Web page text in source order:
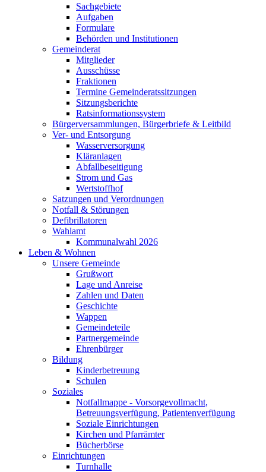
Sachgebiete
Aufgaben
Formulare
Behörden und Institutionen
Gemeinderat
Mitglieder
Ausschüsse
Fraktionen
Termine Gemeinderatssitzungen
Sitzungsberichte
Ratsinformationssystem
Bürgerversammlungen, Bürgerbriefe & Leitbild
Ver- und Entsorgung
Wasserversorgung
Kläranlagen
Abfallbeseitigung
Strom und Gas
Wertstoffhof
Satzungen und Verordnungen
Notfall & Störungen
Defibrillatoren
Wahlamt
Kommunalwahl 2026
Leben & Wohnen
Unsere Gemeinde
Grußwort
Lage und Anreise
Zahlen und Daten
Geschichte
Wappen
Gemeindeteile
Partnergemeinde
Ehrenbürger
Bildung
Kinderbetreuung
Schulen
Soziales
Notfallmappe - Vorsorgevollmacht,
Betreuungsverfügung, Patientenverfügung
Soziale Einrichtungen
Kirchen und Pfarrämter
Bücherbörse
Einrichtungen
Turnhalle